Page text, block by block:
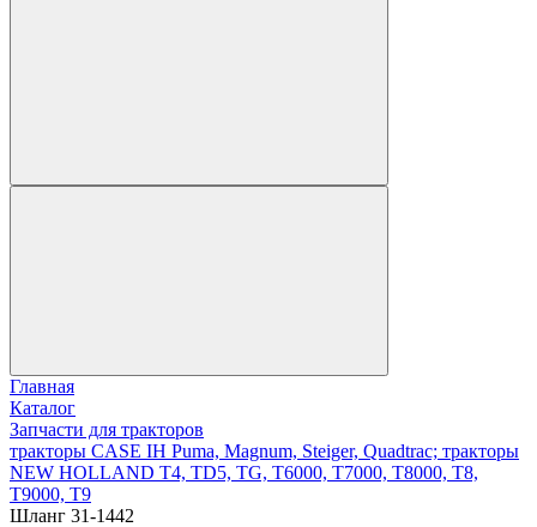
Главная
Каталог
Запчасти для тракторов
тракторы CASE IH Puma, Magnum, Steiger, Quadtrac; тракторы
NEW HOLLAND T4, TD5, TG, T6000, T7000, T8000, T8,
T9000, T9
Шланг 31-1442